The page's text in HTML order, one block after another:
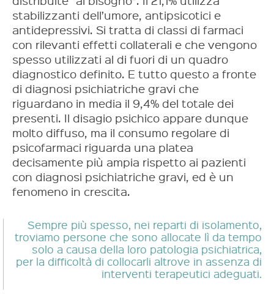
stabilizzanti dell’umore, antipsicotici e
antidepressivi. Si tratta di classi di farmaci
con rilevanti effetti collaterali e che vengono
spesso utilizzati al di fuori di un quadro
diagnostico definito. E tutto questo a fronte
di diagnosi psichiatriche gravi che
riguardano in media il 9,4% del totale dei
presenti. Il disagio psichico appare dunque
molto diffuso, ma il consumo regolare di
psicofarmaci riguarda una platea
decisamente più ampia rispetto ai pazienti
con diagnosi psichiatriche gravi, ed è un
fenomeno in crescita.
Sempre più spesso, nei reparti di isolamento,
troviamo persone che sono allocate lì da tempo
solo a causa della loro patologia psichiatrica,
per la difficoltà di collocarli altrove in assenza di
interventi terapeutici adeguati